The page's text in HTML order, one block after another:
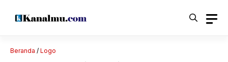
Beranda / Logo